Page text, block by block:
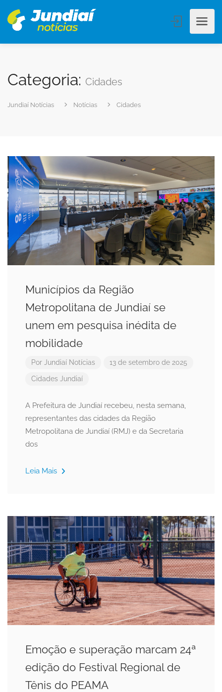
Categoria: Cidades
Jundiaí Notícias Notícias Cidades
Municípios da Região
Metropolitana de Jundiaí se
unem em pesquisa inédita de
mobilidade
Por Jundiaí Notícias 13 de setembro de 2025
Cidades Jundiaí
A Prefeitura de Jundiaí recebeu, nesta semana,
representantes das cidades da Região
Metropolitana de Jundiaí (RMJ) e da Secretaria
dos
Leia Mais
Emoção e superação marcam 24ª
edição do Festival Regional de
Tênis do PEAMA